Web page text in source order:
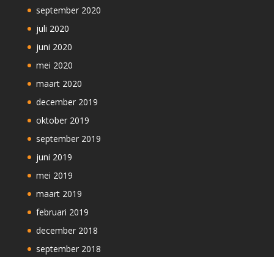
september 2020
juli 2020
juni 2020
mei 2020
maart 2020
december 2019
oktober 2019
september 2019
juni 2019
mei 2019
maart 2019
februari 2019
december 2018
september 2018